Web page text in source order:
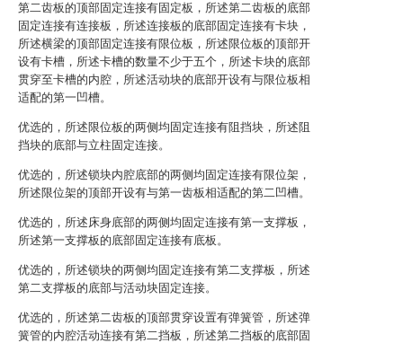
第二齿板的顶部固定连接有固定板，所述第二齿板的底部
固定连接有连接板，所述连接板的底部固定连接有卡块，
所述横梁的顶部固定连接有限位板，所述限位板的顶部开
设有卡槽，所述卡槽的数量不少于五个，所述卡块的底部
贯穿至卡槽的内腔，所述活动块的底部开设有与限位板相
适配的第一凹槽。
优选的，所述限位板的两侧均固定连接有阻挡块，所述阻
挡块的底部与立柱固定连接。
优选的，所述锁块内腔底部的两侧均固定连接有限位架，
所述限位架的顶部开设有与第一齿板相适配的第二凹槽。
优选的，所述床身底部的两侧均固定连接有第一支撑板，
所述第一支撑板的底部固定连接有底板。
优选的，所述锁块的两侧均固定连接有第二支撑板，所述
第二支撑板的底部与活动块固定连接。
优选的，所述第二齿板的顶部贯穿设置有弹簧管，所述弹
簧管的内腔活动连接有第二挡板，所述第二挡板的底部固